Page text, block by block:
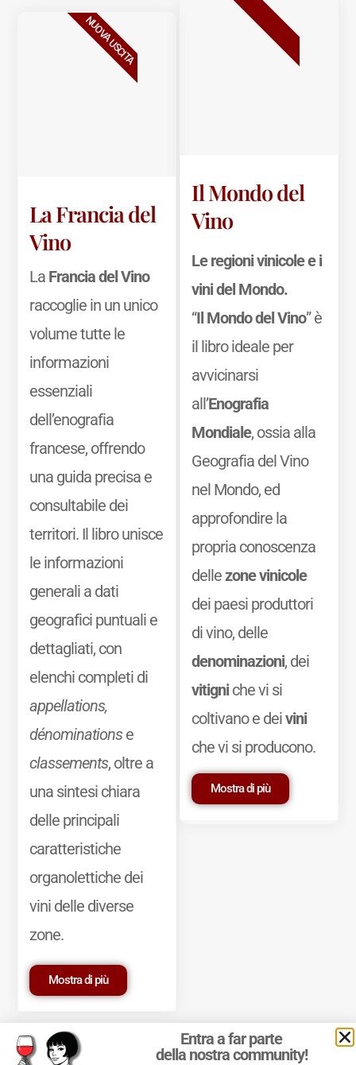
La Francia del
Vino
La Francia del Vino
raccoglie in un unico
volume tutte le
informazioni
essenziali
dell’enografia
francese, offrendo
una guida precisa e
consultabile dei
territori. Il libro unisce
le informazioni
generali a dati
geografici puntuali e
dettagliati, con
elenchi completi di
appellations,
dénominationse
classements, oltre a
una sintesi chiara
delle principali
caratteristiche
organolettiche dei
vini delle diverse
zone.
Mostra di più
NUOVA USCITA
Il Mondo del
Vino
Le regioni vinicole e i
vini del Mondo.
“Il Mondo del Vino” è
il libro ideale per
avvicinarsi
all’Enografia
Mondiale, ossia alla
Geografia del Vino
nel Mondo, ed
approfondire la
propria conoscenza
dellezone vinicole
dei paesi produttori
di vino, delle
denominazioni, dei
vitigniche vi si
coltivano e deivini
che vi si producono.
Mostra di più
BESTSELLER
Entra a far parte
della nostra community!